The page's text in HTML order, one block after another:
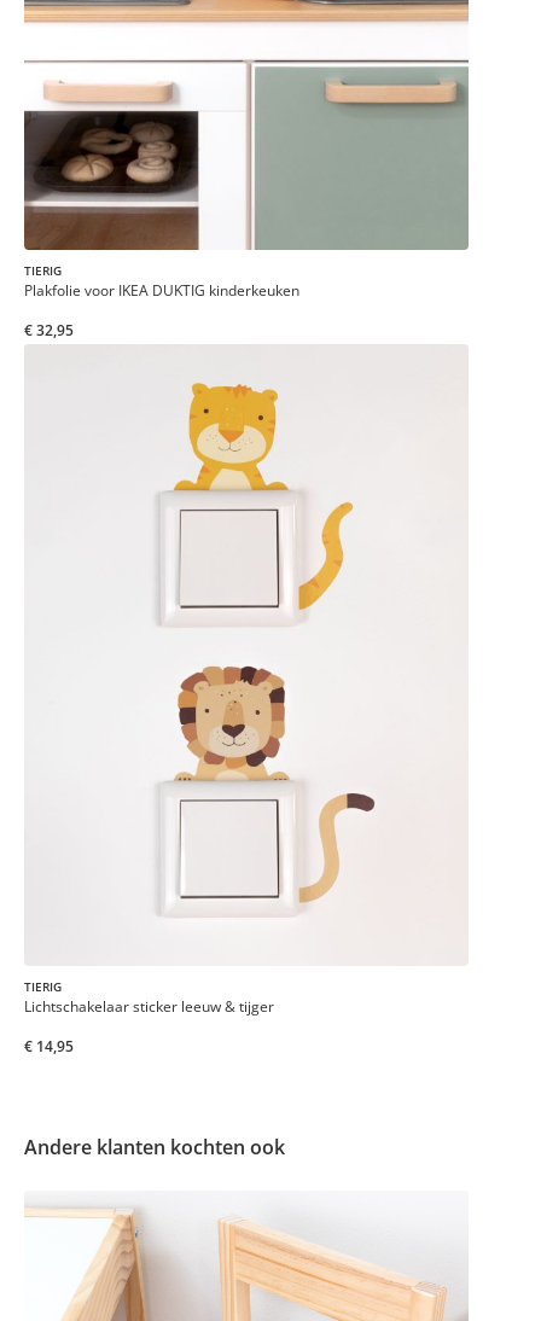
TIERIG
Plakfolie voor IKEA DUKTIG kinderkeuken
€ 32,95
TIERIG
Lichtschakelaar sticker leeuw & tijger
€ 14,95
Andere klanten kochten ook